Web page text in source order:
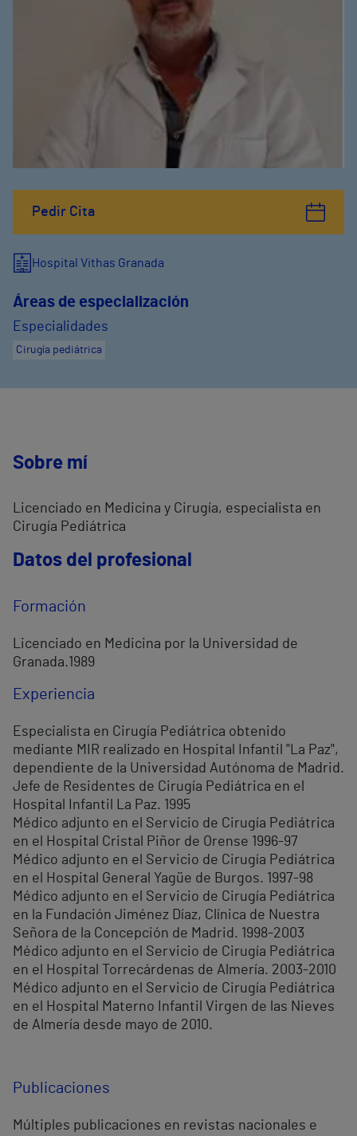
Pedir Cita
Hospital Vithas Granada
Áreas de especialización
Especialidades
Cirugía pediátrica
Sobre mí
Licenciado en Medicina y Cirugía, especialista en
Cirugía Pediátrica
Datos del profesional
Formación
Licenciado en Medicina por la Universidad de
Granada.1989
Experiencia
Especialista en Cirugía Pediátrica obtenido
mediante MIR realizado en Hospital Infantil "La Paz",
dependiente de la Universidad Autónoma de Madrid.
Jefe de Residentes de Cirugía Pediátrica en el
Hospital Infantil La Paz. 1995
Médico adjunto en el Servicio de Cirugía Pediátrica
en el Hospital Cristal Piñor de Orense 1996-97
Médico adjunto en el Servicio de Cirugía Pediátrica
en el Hospital General Yagüe de Burgos. 1997-98
Médico adjunto en el Servicio de Cirugía Pediátrica
en la Fundación Jiménez Díaz, Clínica de Nuestra
Señora de la Concepción de Madrid. 1998-2003
Médico adjunto en el Servicio de Cirugía Pediátrica
en el Hospital Torrecárdenas de Almería. 2003-2010
Médico adjunto en el Servicio de Cirugía Pediátrica
en el Hospital Materno Infantil Virgen de las Nieves
de Almería desde mayo de 2010.
Publicaciones
Múltiples publicaciones en revistas nacionales e